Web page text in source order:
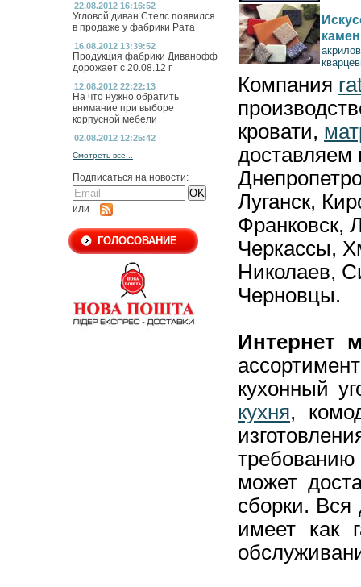
22.08.2012 16:16:52
Угловой диван Стелс появился
в продаже у фабрики Рата
16.08.2012 13:39:52
Продукция фабрики Диванофф
дорожает с 20.08.12 г
12.08.2012 22:22:13
На что нужно обратить
внимание при выборе
корпусной мебели
02.08.2012 12:25:42
Смотреть все...
Подписаться на новости:
или
ГОЛОСОВАНИЕ
Компания
кровати,
доставляем
Луганск,
Франковск,
Черкассы,
Николаев,
Черновцы.
Интернет
кухонный
кухня,
может
сборки.
имеет как